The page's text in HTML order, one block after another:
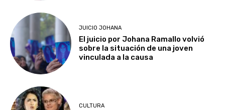
JUICIO JOHANA
El juicio por Johana Ramallo volvió
sobre la situación de una joven
vinculada a la causa
CULTURA